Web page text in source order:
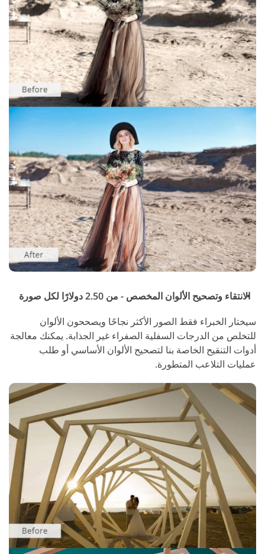
الانتقاء وتصحيح الألوان المخصص - من 2.50 دولارًا لكل صورة
سيختار الخبراء فقط الصور الأكثر نجاحًا ويصححون الألوان
للتخلص من الدرجات السفلية الصفراء غير الجذابة. يمكنك معالجة
أدوات التنقيح الخاصة بنا لتصحيح الألوان الأساسي أو طلب
عمليات التلاعب المتطورة.